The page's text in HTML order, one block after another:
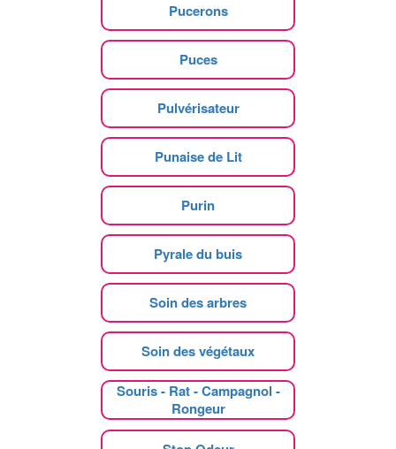
Pucerons
Puces
Pulvérisateur
Punaise de Lit
Purin
Pyrale du buis
Soin des arbres
Soin des végétaux
Souris - Rat - Campagnol -
Rongeur